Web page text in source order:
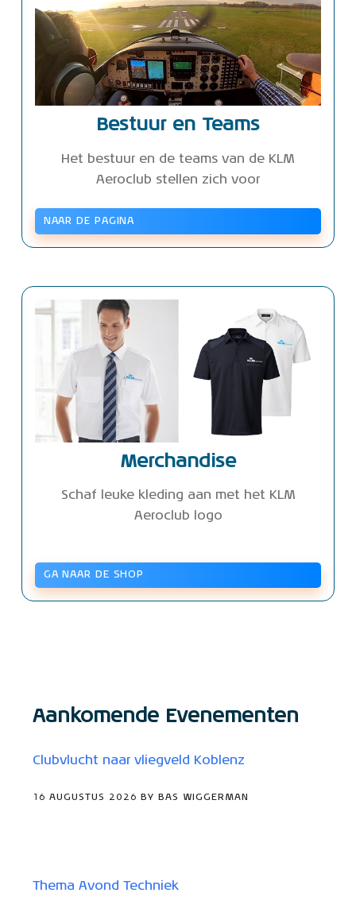
Bestuur en Teams
Het bestuur en de teams van de KLM
Aeroclub stellen zich voor
NAAR DE PAGINA
Merchandise
Schaf leuke kleding aan met het KLM
Aeroclub logo
GA NAAR DE SHOP
Aankomende Evenementen
Clubvlucht naar vliegveld Koblenz
16 AUGUSTUS 2026 BY BAS WIGGERMAN
Thema Avond Techniek